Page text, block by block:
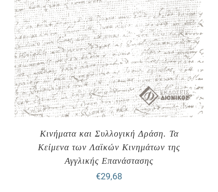
Κινήματα και Συλλογική Δράση. Τα
Κείμενα των Λαϊκών Κινημάτων της
Αγγλικής Επανάστασης
€29,68